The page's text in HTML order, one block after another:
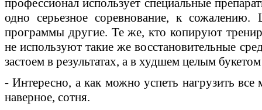
профессионал использует специальные
одно серьезное соревнование, к
программы другие. Те же, кто копируют
не используют такие же восстановительные
застоем в результатах, а в худшем целым
- Интересно, а как можно успеть нагрузить
наверное, сотня.